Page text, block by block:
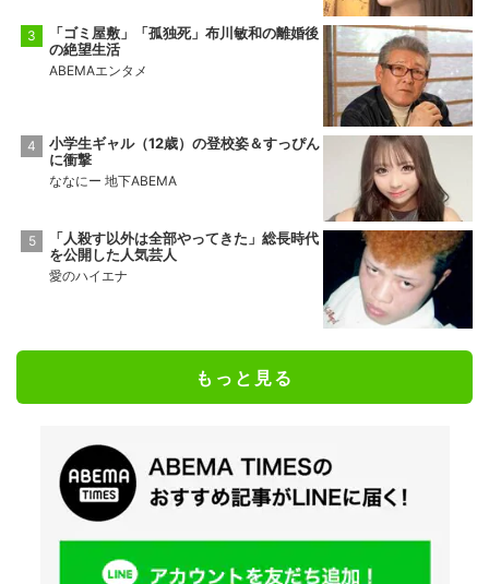
「ゴミ屋敷」「孤独死」布川敏和の離婚後
の絶望生活
ABEMAエンタメ
小学生ギャル（12歳）の登校姿＆すっぴん
に衝撃
ななにー 地下ABEMA
「人殺す以外は全部やってきた」総長時代
を公開した人気芸人
愛のハイエナ
もっと見る